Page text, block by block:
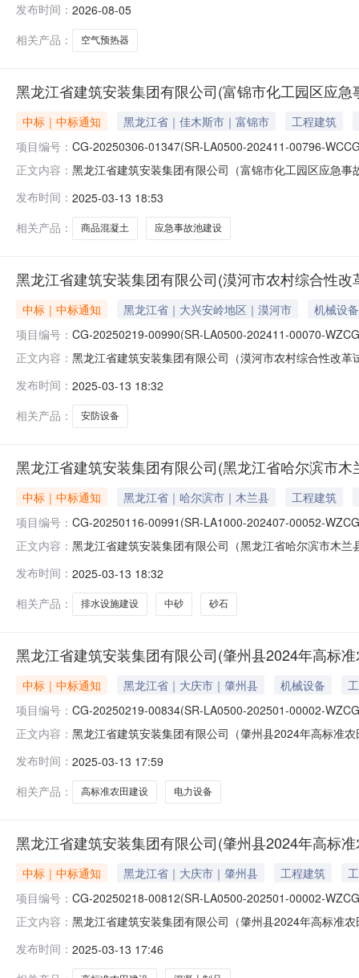
采购需求，现组织意向供应商对本次采购需求进行竞价
改造项目-2026年
发布时间： 2026-08-05
相关产品：
空气预热器
黑龙江省建筑安装集团有限公司(富锦市化工园区应
中标｜中标通知 黑龙江省｜佳木斯市｜富锦市
工程建筑
项目编号： CG-20250306-01347(SR-LA0500-202411-00796-
正文内容： 黑龙江省建筑安装集团有限公司（富锦市化工园区应急
WCCG001）三、采购方式：竞价采购四、采购需求：
定成交
发布时间： 2025-03-13 18:53
相关产品：
商品混凝土 应急事故池建设
黑龙江省建筑安装集团有限公司(漠河市农村综合性
中标｜中标通知 黑龙江省｜大兴安岭地区｜漠河市
机械设备
项目编号： CG-20250219-00990(SR-LA0500-202411-00070-
正文内容： 黑龙江省建筑安装集团有限公司（漠河市农村综合性改
WZCG-020）三、采购方式：竞价采购四、采购需求：
发布时间： 2025-03-13 18:32
相关产品：
安防设备
黑龙江省建筑安装集团有限公司(黑龙江省哈尔滨市
中标｜中标通知 黑龙江省｜哈尔滨市｜木兰县
工程建筑
项目编号： CG-20250116-00991(SR-LA1000-202407-00052-
正文内容： 黑龙江省建筑安装集团有限公司（黑龙江省哈尔滨市木
LA1000-202407-00052-WZCG-010）三、采购方式：
购人按
发布时间： 2025-03-13 18:32
相关产品：
排水设施建设 中砂 砂石
黑龙江省建筑安装集团有限公司(肇州县2024年高
中标｜中标通知 黑龙江省｜大庆市｜肇州县 机械设备
项目编号： CG-20250219-00834(SR-LA0500-202501-00002-
正文内容： 黑龙江省建筑安装集团有限公司（肇州县2024年高标准
00002-WZCG-014）三、采购方式：竞价采购四、采购
发布时间： 2025-03-13 17:59
相关产品：
高标准农田建设 电力设备
黑龙江省建筑安装集团有限公司(肇州县2024年高标
中标｜中标通知 黑龙江省｜大庆市｜肇州县 工程建筑
项目编号： CG-20250218-00812(SR-LA0500-202501-00002-
正文内容： 黑龙江省建筑安装集团有限公司（肇州县2024年高标准
00002-WZCG12）三、采购方式：竞价采购四、采购需
发布时间： 2025-03-13 17:46